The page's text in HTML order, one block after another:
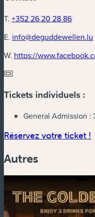
T. +352 26 20 28 86
E. info@deguddewellen.lu
W. https://
Tickets individuels :
General Admission :
Réservez votre ticket !
Autres